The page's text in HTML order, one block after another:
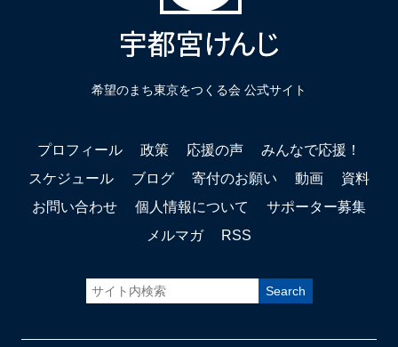
希望のまち東京をつくる会 公式サイト
プロフィール 政策 応援の声
みんなで応援！
スケジュール
ブログ 寄付のお願い 動画
資料
お問い合わせ
個人情報について
サポーター募集
メルマガ
RSS